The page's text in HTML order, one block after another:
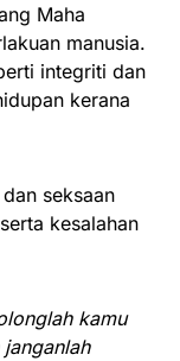
Maha
manusia.
integriti dan
kerana
seksaan
kesalahan
kamu